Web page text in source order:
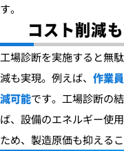
す。
コスト削減
工場診断を実施すると無
減も実現。例えば、 作業
減可能です。工場診断の
ば、設備のエネルギー使
ため、製造原価も抑える